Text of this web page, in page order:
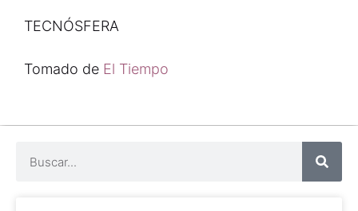
TECNÓSFERA
Tomado de El Tiempo